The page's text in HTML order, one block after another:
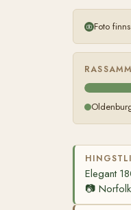
Foto
Elegant
📷 Norfolk